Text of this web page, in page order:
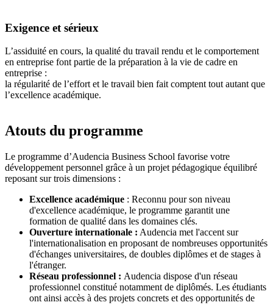
Exigence et sérieux
L’assiduité en cours, la qualité du travail rendu et le comportement
en entreprise font partie de la préparation à la vie de cadre en
entreprise :
la régularité de l’effort et le travail bien fait comptent tout autant que
l’excellence académique.
Atouts du programme
Le programme d’Audencia Business School favorise votre
développement personnel grâce à un projet pédagogique équilibré
reposant sur trois dimensions :
Excellence académique : Reconnu pour son niveau
d'excellence académique, le programme garantit une
formation de qualité dans les domaines clés.
Ouverture internationale : Audencia met l'accent sur
l'internationalisation en proposant de nombreuses opportunités
d'échanges universitaires, de doubles diplômes et de stages à
l'étranger.
Réseau professionnel : Audencia dispose d'un réseau
professionnel constitué notamment de diplômés. Les étudiants
ont ainsi accès à des projets concrets et des opportunités de